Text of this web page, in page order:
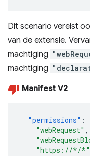
Dit scenario vereist
van de extensie.
machtiging
machtiging
Manifest V2
"permissions" :
"webRequest" ,
"https://*/*"